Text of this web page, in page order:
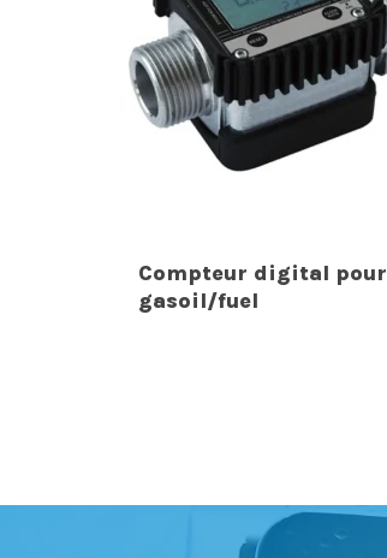
Compteur digital pour
gasoil/fuel